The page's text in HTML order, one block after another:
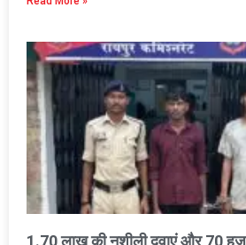
1.70 लाख की नशीली दवाएं और 70